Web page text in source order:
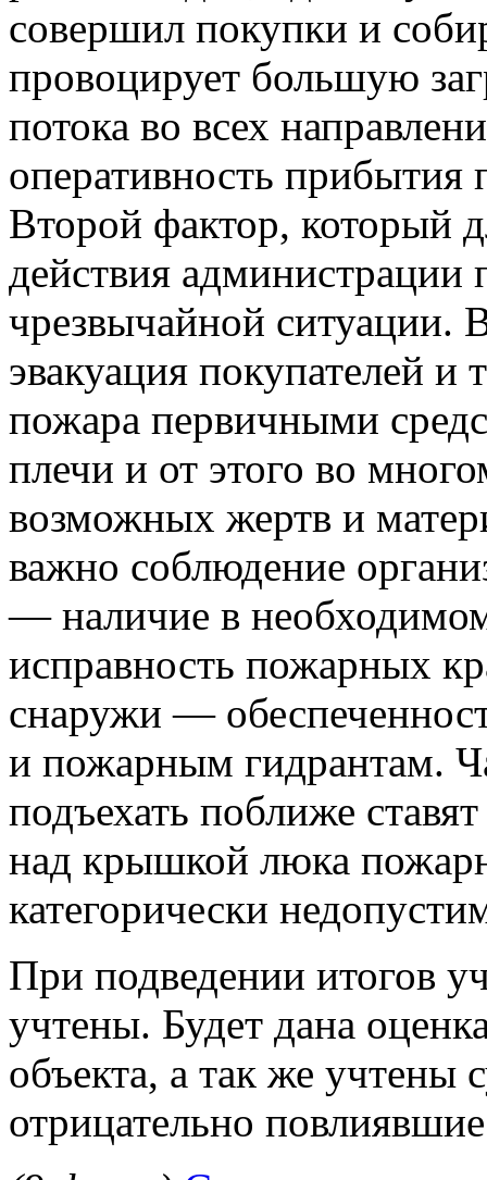
совершил покупки и
провоцирует большую
потока во всех
оперативность прибытия
Второй фактор, который
действия администрации
чрезвычайной
эвакуация покупателей и
пожара первичными
плечи и от этого во
возможных жертв и
важно соблюдение
— наличие в
исправность пожарных
снаружи —
и пожарным гидрантам.
подъехать поближе
над крышкой люка
категорически
При подведении итогов
учтены. Будет дана
объекта, а так же учтены
отрицательно